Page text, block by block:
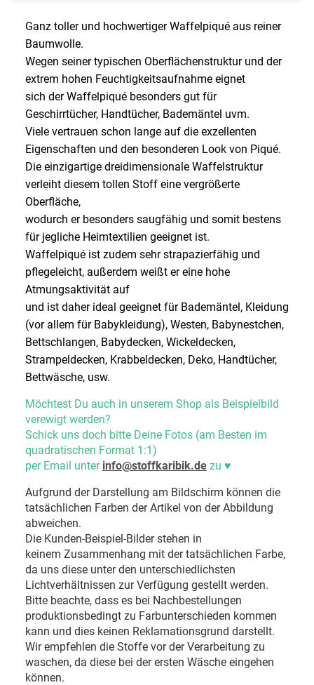
Ganz toller und hochwertiger Waffelpiqué aus reiner
Baumwolle.
Wegen seiner typischen Oberflächenstruktur und der
extrem hohen Feuchtigkeitsaufnahme eignet
sich der Waffelpiqué besonders gut für
Geschirrtücher, Handtücher, Bademäntel uvm.
Viele vertrauen schon lange auf die exzellenten
Eigenschaften und den besonderen Look von Piqué.
Die einzigartige dreidimensionale Waffelstruktur
verleiht diesem tollen Stoff eine vergrößerte
Oberfläche,
wodurch er besonders saugfähig und somit bestens
für jegliche Heimtextilien geeignet ist.
Waffelpiqué ist zudem sehr strapazierfähig und
pflegeleicht, außerdem weißt er eine hohe
Atmungsaktivität auf
und ist daher ideal geeignet für Bademäntel, Kleidung
(vor allem für Babykleidung), Westen, Babynestchen,
Bettschlangen, Babydecken, Wickeldecken,
Strampeldecken, Krabbeldecken, Deko, Handtücher,
Bettwäsche, usw.
Möchtest Du auch in unserem Shop als Beispielbild
verewigt werden?
Schick uns doch bitte Deine Fotos (am Besten im
quadratischen Format 1:1)
per Email unter info@stoffkaribik.de zu ♥
Aufgrund der Darstellung am Bildschirm können die
tatsächlichen Farben der Artikel von der Abbildung
abweichen.
Die Kunden-Beispiel-Bilder stehen in
keinem Zusammenhang mit der tatsächlichen Farbe,
da uns diese unter den unterschiedlichsten
Lichtverhältnissen zur Verfügung gestellt werden.
Bitte beachte, dass es bei Nachbestellungen
produktionsbedingt zu Farbunterschieden kommen
kann und dies keinen Reklamationsgrund darstellt.
Wir empfehlen die Stoffe vor der Verarbeitung zu
waschen, da diese bei der ersten Wäsche eingehen
können.